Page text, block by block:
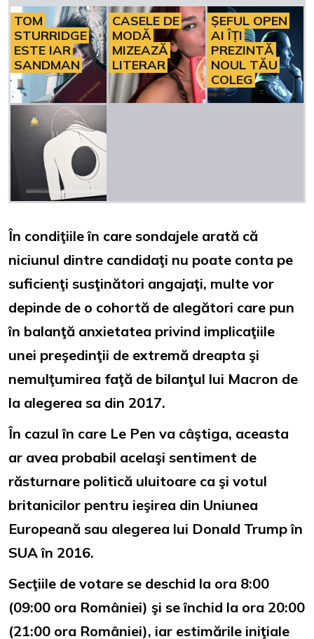
TOM
STURRIDGE
ESTE IAR
SANDMAN
CASELE DE
MODĂ
MIZEAZĂ
LITERAR
ȘEFUL OPEN
AI ÎȚI
PREZINTĂ
NOUL TĂU
COLEG
În condiţiile în care sondajele arată că
niciunul dintre candidaţi nu poate conta pe
suficienţi susţinători angajaţi, multe vor
depinde de o cohortă de alegători care pun
în balanţă anxietatea privind implicaţiile
unei preşedinţii de extremă dreapta şi
nemulţumirea faţă de bilanţul lui Macron de
la alegerea sa din 2017.
În cazul în care Le Pen va câştiga, aceasta
ar avea probabil acelaşi sentiment de
răsturnare politică uluitoare ca şi votul
britanicilor pentru ieşirea din Uniunea
Europeană sau alegerea lui Donald Trump în
SUA în 2016.
Secţiile de votare se deschid la ora 8:00
(09:00 ora României) şi se închid la ora 20:00
(21:00 ora României), iar estimările iniţiale